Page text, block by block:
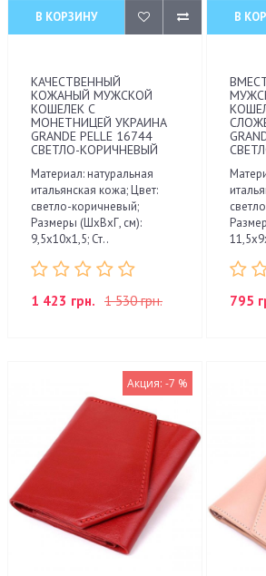
В КОРЗИНУ
КАЧЕСТВЕННЫЙ
КОЖАНЫЙ МУЖСКОЙ
КОШЕЛЕК С
МОНЕТНИЦЕЙ УКРАИНА
GRANDE PELLE 16744
СВЕТЛО-КОРИЧНЕВЫЙ
Материал: натуральная
итальянская кожа; Цвет:
светло-коричневый;
Размеры (ШхВхГ, см):
9,5х10х1,5; Ст..
1 423 грн. 1 530 грн.
В
795
Акция: -7 %